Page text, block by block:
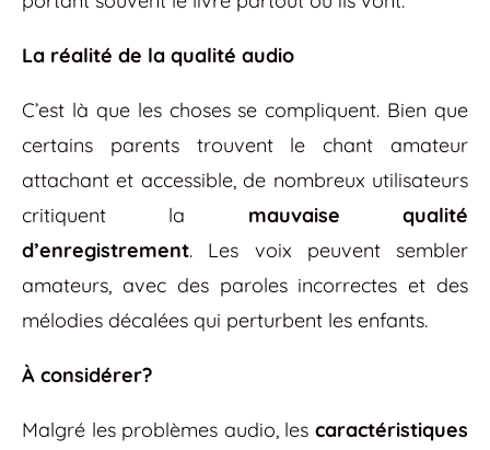
La réalité de la qualité audio
C’est là que les choses se compliquent. Bien que
certains parents trouvent le chant amateur
attachant et accessible, de nombreux utilisateurs
critiquent la mauvaise qualité
d’enregistrement. Les voix peuvent sembler
amateurs, avec des paroles incorrectes et des
mélodies décalées qui perturbent les enfants.
À considérer?
Malgré les problèmes audio, les caractéristiques